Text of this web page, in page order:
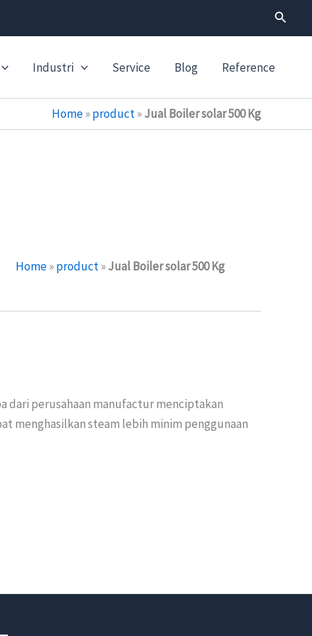
Search
Industri Service Blog Reference
Home»product»Jual Boiler solar 500 Kg
Home»product»Jual Boiler solar 500 Kg
dari perusahaan manufactur menciptakan
menghasilkan steam lebih minim penggunaan